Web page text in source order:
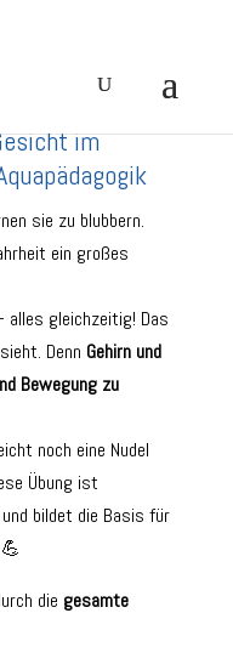
im
sie zu blubbern.
ein großes
alles gleichzeitig! Das
Denn Gehirn und
Bewegung zu
noch eine Nudel
Übung ist
bildet die Basis für
die gesamte